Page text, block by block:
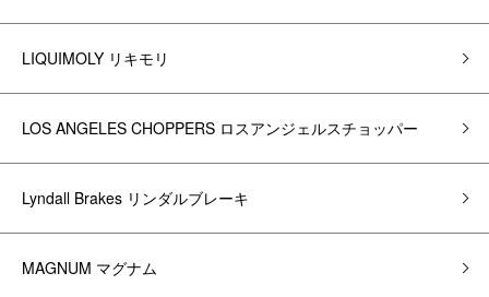
LIQUIMOLY リキモリ
LOS ANGELES CHOPPERS ロスアンジェルスチョッパー
Lyndall Brakes リンダルブレーキ
MAGNUM マグナム